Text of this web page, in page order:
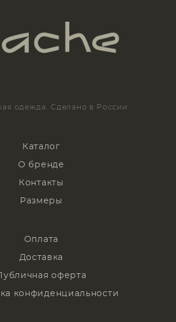
одежда. Сделано в России.
Каталог
О бренде
Контакты
Размеры
Оплата
Доставка
оферта
конфиденциальности